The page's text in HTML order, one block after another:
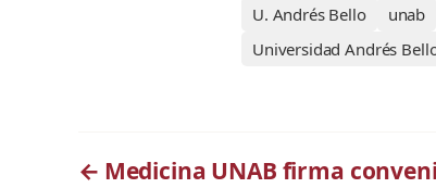
U. Andrés Bello
unab
Universidad Andrés
← Medicina UNAB firma